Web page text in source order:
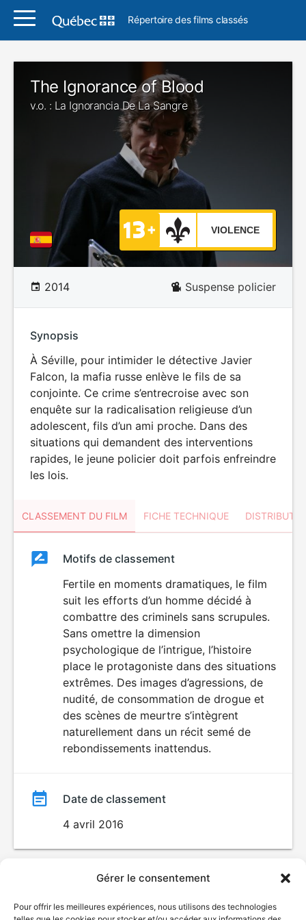
Gérer le consentement
Pour offrir les meilleures expériences, nous utilisons des technologies
Répertoire des films classés
The Ignorance of Blood
v.o. : La Ignorancia De La Sangre
VIOLENCE
2014 Suspense policier
Synopsis
À Séville, pour intimider le détective Javier
Falcon, la mafia russe enlève le fils de sa
conjointe. Ce crime s’entrecroise avec son
enquête sur la radicalisation religieuse d’un
adolescent, fils d’un ami proche. Dans des
situations qui demandent des interventions
rapides, le jeune policier doit parfois enfreindre
les lois.
CLASSEMENT DU FILM FICHE TECHNIQUE
ClassementClassement
VIOLENCE
Motifs de classement
Fertile en moments dramatiques, le film
suit les efforts d’un homme décidé à
combattre des criminels sans scrupules.
Sans omettre la dimension
psychologique de l’intrigue, l’histoire
place le protagoniste dans des situations
extrêmes. Des images d’agressions, de
nudité, de consommation de drogue et
des scènes de meurtre s’intègrent
naturellement dans un récit semé de
rebondissements inattendus.
Date de classement
4 avril 2016